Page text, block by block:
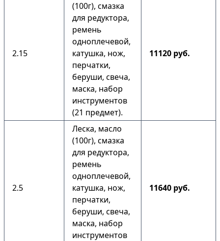
2.15
(100г), смазка
для редуктора,
ремень
одноплечевой,
катушка, нож,
перчатки,
беруши, свеча,
маска, набор
инструментов
(21 предмет).
11120 руб.
2.5
Леска, масло
(100г), смазка
для редуктора,
ремень
одноплечевой,
катушка, нож,
перчатки,
беруши, свеча,
маска, набор
инструментов
11640 руб.